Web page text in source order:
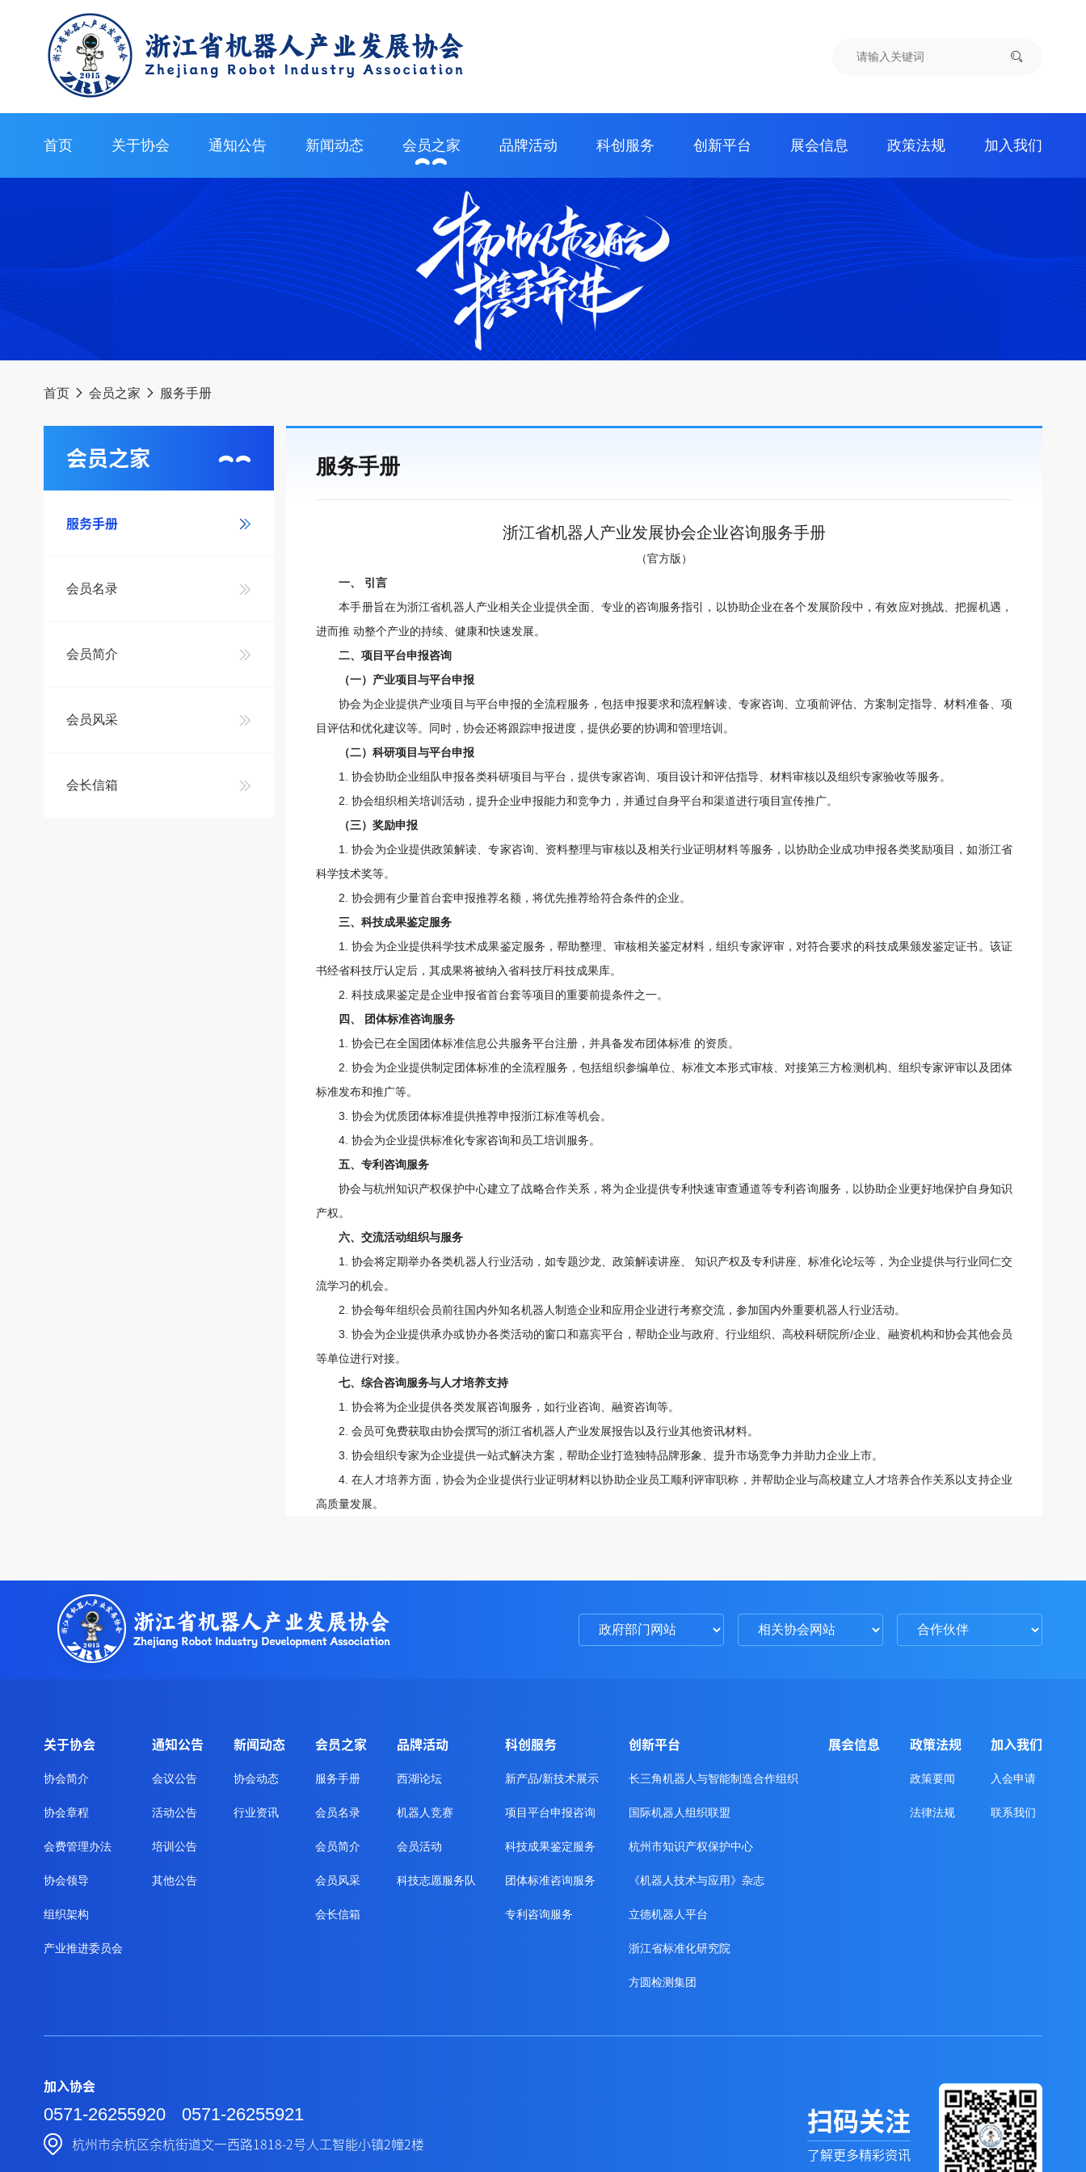
首页 关于协会 通知公告 新闻动态 会员之家 品牌活动 科创服务 创新平台 展会信息 政策法规 加入我们
首页 会员之家 服务手册
会员之家
服务手册
会员名录
会员简介
会员风采
会长信箱
服务手册
浙江省机器人产业发展协会企业咨询服务手册
（官方版）
一、 引言
本手册旨在为浙江省机器人产业相关企业提供全面、专业的咨询服务指引，以协助企业在各个发展阶段中，有效应对挑战、把握机遇，
进而推 动整个产业的持续、健康和快速发展。
二、项目平台申报咨询
（一）产业项目与平台申报
协会为企业提供产业项目与平台申报的全流程服务，包括申报要求和流程解读、专家咨询、立项前评估、方案制定指导、材料准备、项
目评估和优化建议等。同时，协会还将跟踪申报进度，提供必要的协调和管理培训。
（二）科研项目与平台申报
1. 协会协助企业组队申报各类科研项目与平台，提供专家咨询、项目设计和评估指导、材料审核以及组织专家验收等服务。
2. 协会组织相关培训活动，提升企业申报能力和竞争力，并通过自身平台和渠道进行项目宣传推广。
（三）奖励申报
1. 协会为企业提供政策解读、专家咨询、资料整理与审核以及相关行业证明材料等服务，以协助企业成功申报各类奖励项目，如浙江省
科学技术奖等。
2. 协会拥有少量首台套申报推荐名额，将优先推荐给符合条件的企业。
三、科技成果鉴定服务
1. 协会为企业提供科学技术成果鉴定服务，帮助整理、审核相关鉴定材料，组织专家评审，对符合要求的科技成果颁发鉴定证书。该证
书经省科技厅认定后，其成果将被纳入省科技厅科技成果库。
2. 科技成果鉴定是企业申报省首台套等项目的重要前提条件之一。
四、 团体标准咨询服务
1. 协会已在全国团体标准信息公共服务平台注册，并具备发布团体标准 的资质。
2. 协会为企业提供制定团体标准的全流程服务，包括组织参编单位、标准文本形式审核、对接第三方检测机构、组织专家评审以及团体
标准发布和推广等。
3. 协会为优质团体标准提供推荐申报浙江标准等机会。
4. 协会为企业提供标准化专家咨询和员工培训服务。
五、专利咨询服务
协会与杭州知识产权保护中心建立了战略合作关系，将为企业提供专利快速审查通道等专利咨询服务，以协助企业更好地保护自身知识
产权。
六、交流活动组织与服务
1. 协会将定期举办各类机器人行业活动，如专题沙龙、政策解读讲座、 知识产权及专利讲座、标准化论坛等，为企业提供与行业同仁交
流学习的机会。
2. 协会每年组织会员前往国内外知名机器人制造企业和应用企业进行考察交流，参加国内外重要机器人行业活动。
3. 协会为企业提供承办或协办各类活动的窗口和嘉宾平台，帮助企业与政府、行业组织、高校科研院所/企业、融资机构和协会其他会员
等单位进行对接。
七、综合咨询服务与人才培养支持
1. 协会将为企业提供各类发展咨询服务，如行业咨询、融资咨询等。
2. 会员可免费获取由协会撰写的浙江省机器人产业发展报告以及行业其他资讯材料。
3. 协会组织专家为企业提供一站式解决方案，帮助企业打造独特品牌形象、提升市场竞争力并助力企业上市。
4. 在人才培养方面，协会为企业提供行业证明材料以协助企业员工顺利评审职称，并帮助企业与高校建立人才培养合作关系以支持企业
高质量发展。
关于协会
协会简介
协会章程
会费管理办法
协会领导
组织架构
产业推进委员会
通知公告
会议公告
活动公告
培训公告
其他公告
新闻动态
协会动态
行业资讯
会员之家
服务手册
会员名录
会员简介
会员风采
会长信箱
品牌活动
西湖论坛
机器人竞赛
会员活动
科技志愿服务队
科创服务
新产品/新技术展示
项目平台申报咨询
科技成果鉴定服务
团体标准咨询服务
专利咨询服务
创新平台
长三角机器人与智能制造合作组织
国际机器人组织联盟
杭州市知识产权保护中心
《机器人技术与应用》杂志
立德机器人平台
浙江省标准化研究院
方圆检测集团
展会信息 政策法规
政策要闻
法律法规
加入我们
入会申请
联系我们
加入协会
0571-26255920 0571-26255921
杭州市余杭区余杭街道文一西路1818-2号人工智能小镇2幢2楼
扫码关注
了解更多精彩资讯